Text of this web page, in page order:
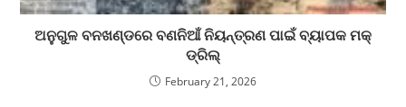
ଅନୁଗୁଳ ବନଖଣ୍ଡରେ ବଣନିଆଁ ନିୟନ୍ତ୍ରଣ ପାଇଁ ବ୍ୟାପକ ମକ୍
ଡ୍ରିଲ୍
February 21, 2026